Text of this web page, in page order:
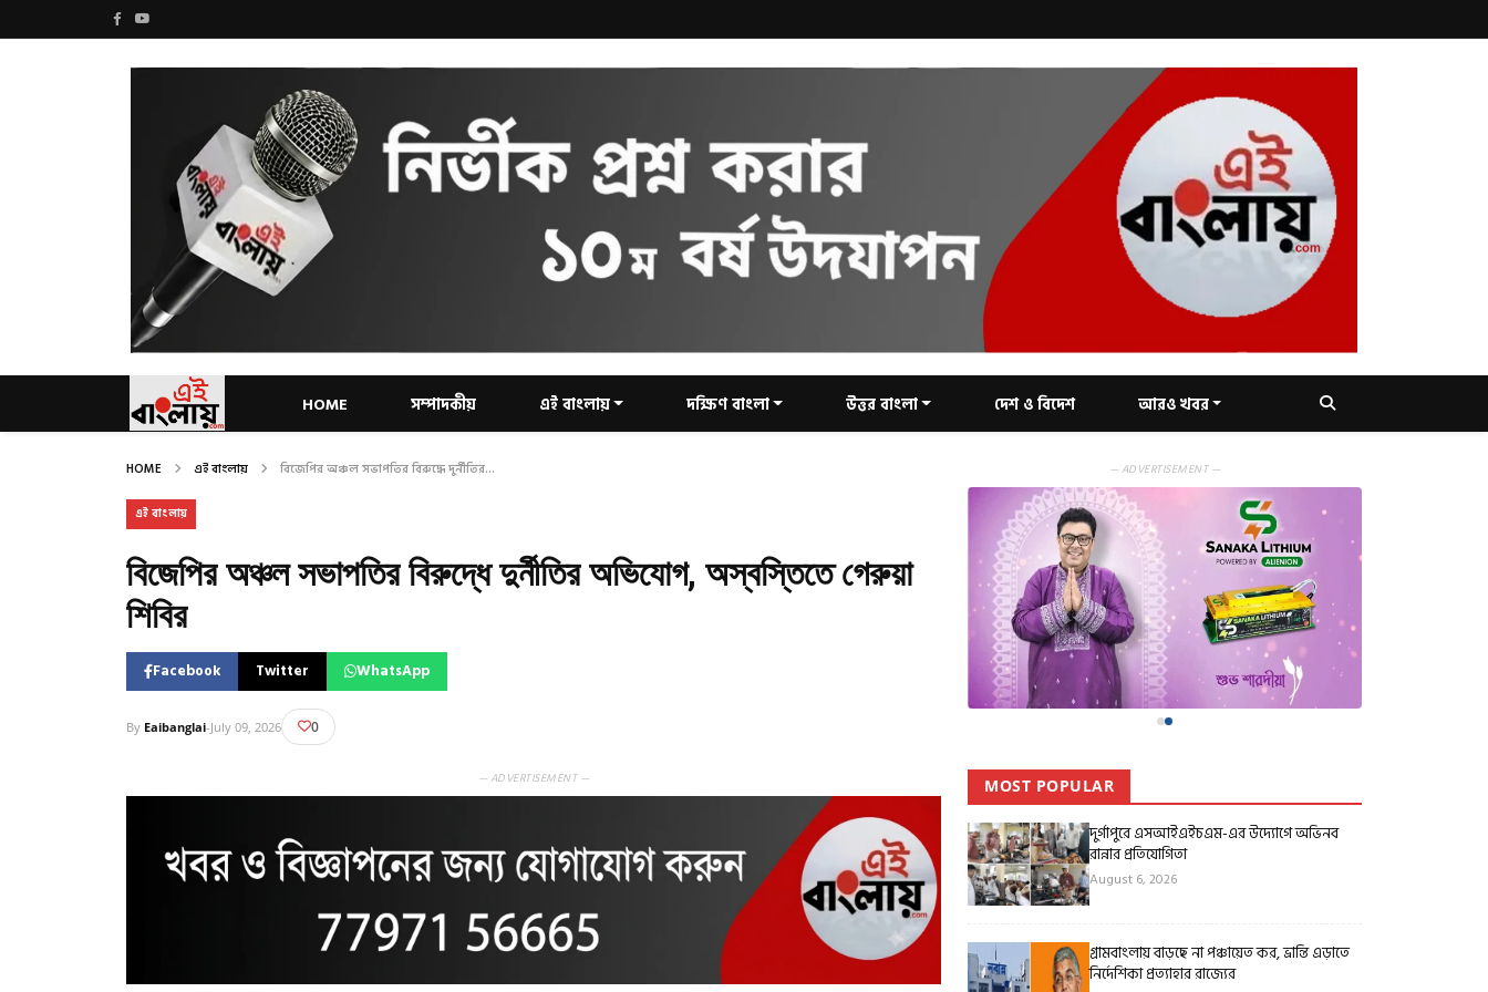
HOME সম্পাদকীয় এই বাংলায় দক্ষিণ বাংলা উত্তর বাংলা দেশ ও বিদেশ আরও খবর
HOME এই বাংলায় বিজেপির অঞ্চল সভাপতির বিরুদ্ধে দুর্নীতির...
এই বাংলায়
বিজেপির অঞ্চল সভাপতির বিরুদ্ধে দুর্নীতির অভিযোগ, অস্বস্তিতে গেরুয়া
শিবির
Facebook Twitter WhatsApp
By Eaibanglai-July 09, 2026 0
— ADVERTISEMENT —
— ADVERTISEMENT —
MOST POPULAR
দুর্গাপুরে এসআইএইচএম-এর উদ্যোগে অভিনব
রান্নার প্রতিযোগিতা
August 6, 2026
গ্রামবাংলায় বাড়ছে না পঞ্চায়েত কর, ভ্রান্তি এড়াতে
নির্দেশিকা প্রত্যাহার রাজ্যের